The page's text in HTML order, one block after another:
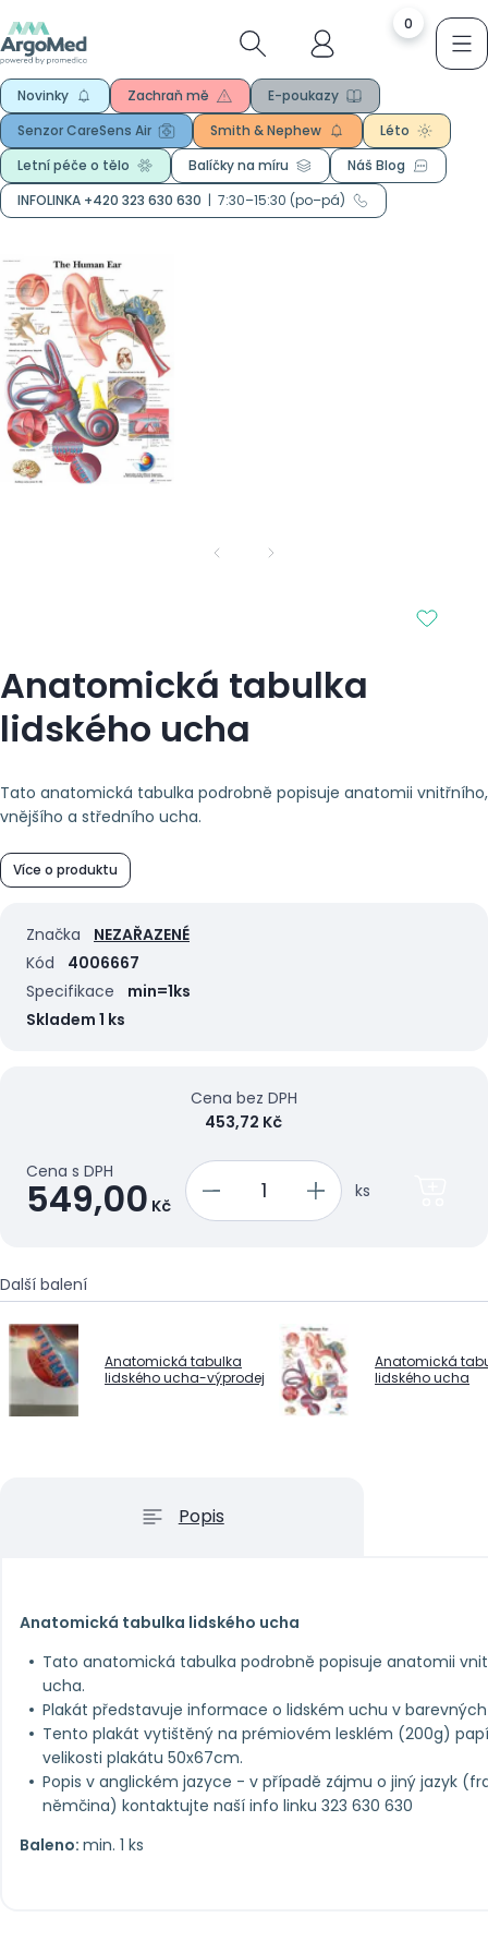
0
Novinky Zachraň mě
E-poukazy
Senzor CareSens Air
Smith & Nephew
Léto
Letní péče o tělo
Balíčky na míru
Náš Blog
INFOLINKA +420 323 630 630 | 7:30–15:30 (po–pá)
Anatomická tabulka
lidského ucha
Tato anatomická tabulka podrobně popisuje anatomii vnitřního,
vnějšího a středního ucha.
Více o produktu
Značka
NEZAŘAZENÉ
Kód
4006667
Specifikace
min=1ks
Skladem 1 ks
Cena s DPH
549,00 Kč
Cena bez DPH
453,72 Kč
ks
Další balení
Anatomická tabulka
lidského ucha-výprodej
Anatomická
lidského ucha
Popis
Anatomická tabulka lidského ucha
Tato anatomická tabulka podrobně popisuje anatomii
ucha.
Plakát představuje informace o lidském uchu v
Tento plakát vytištěný na prémiovém lesklém (200g)
velikosti plakátu 50x67cm.
Popis v anglickém jazyce - v případě zájmu o jiný jazyk
němčina) kontaktujte naší info linku 323 630 630
Baleno: min. 1 ks